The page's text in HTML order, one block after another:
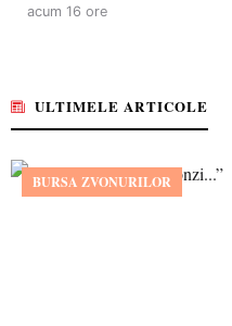
acum 16 ore
ULTIMELE ARTICOLE
BURSA ZVONURILOR